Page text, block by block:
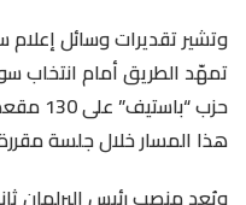
وتشير تقديرات وسائل إعلام
تمهّد الطريق أمام انتخاب
هذا المسار خلال جلسة مقررة في 26
ويُعد منصب رئيس البرلمان